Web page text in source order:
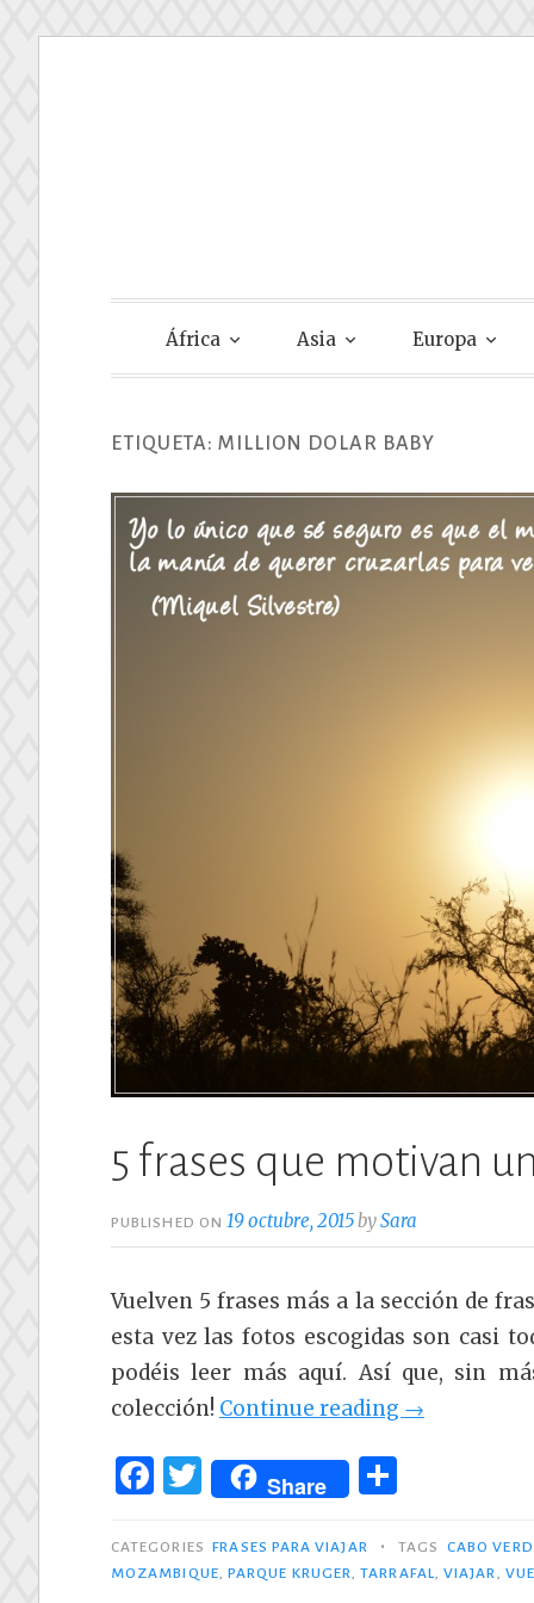
Gastando
África Asia Europa
ETIQUETA:MILLION DOLAR BABY
5 frases que motivan
PUBLISHED ON 19 octubre, 2015bySara
Vuelven 5 frases más a la sección de
esta vez las fotos escogidas son casi
podéis leer más aquí. Así que, sin
colección! Continue reading «5
un
viaje
→
F
c
e
T
w
it
te
Share
m
p
CATEGORIES FRASES PARA VIAJAR • TAGS CABO
MOZAMBIQUE, PARQUE KRUGER,TARRAFAL,VIAJAR,